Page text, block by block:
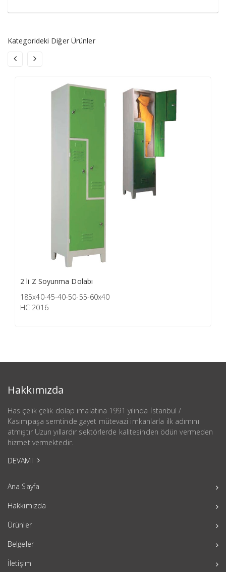
Kategorideki Diğer Ürünler
2 li Z Soyunma Dolabı
185x40-45-40-50-55-60x40
HC 2016
Hakkımızda
Has çelik çelik dolap imalatına 1991 yılında İstanbul /
Kasımpaşa semtinde gayet mütevazi imkanlarla ilk adımını
atmıştır Uzun yıllardır sektörlerde kalitesinden ödün vermeden
hizmet vermektedir.
DEVAMI
Ana Sayfa
Hakkımızda
Ürünler
Belgeler
İletişim